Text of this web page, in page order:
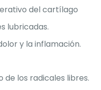
del cartílago
lubricadas.
y la inflamación.
de los radicales libres.